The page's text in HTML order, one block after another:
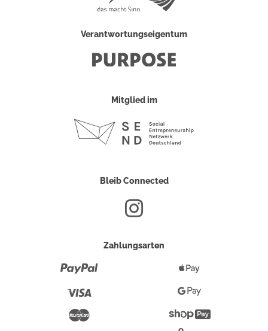
Verantwortungseigentum
Mitglied im
Bleib Connected
Zahlungsarten
Pay
Google
Pay